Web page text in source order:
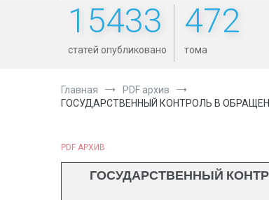
15433
статей опубликовано
472
тома
Главная
PDF архив
ГОСУДАРСТВЕННЫЙ КОНТРОЛЬ В
PDF АРХИВ
ГОСУДАРСТВЕННЫЙ